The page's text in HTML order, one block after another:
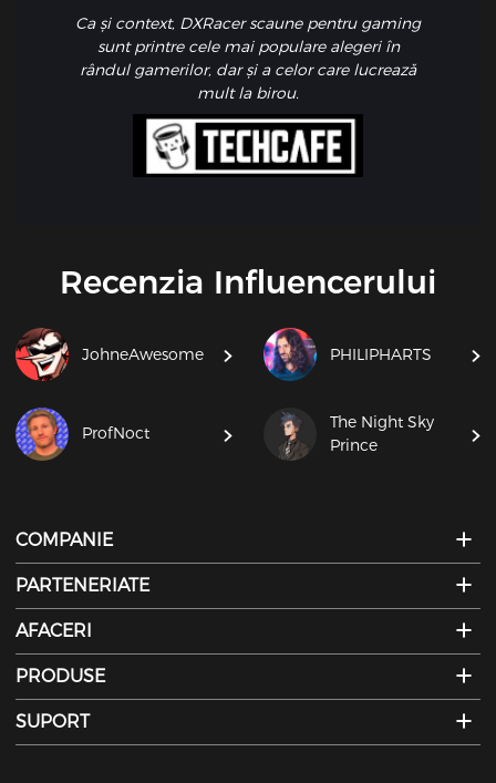
Ca și context, DXRacer scaune pentru gaming
sunt printre cele mai populare alegeri în
rândul gamerilor, dar și a celor care lucrează
mult la birou.
Recenzia Influencerului
JohneAwesome PHILIPHARTS
ProfNoct
The Night Sky
Prince
COMPANIE
PARTENERIATE
AFACERI
PRODUSE
SUPORT